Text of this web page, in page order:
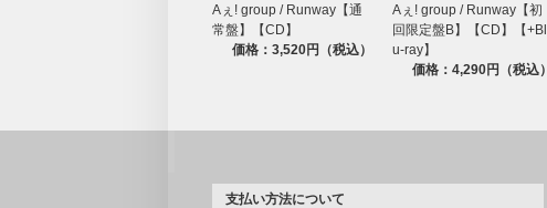
Aぇ! group / Runway【通
常盤】【CD】
価格：3,520円（税込）
Aぇ! group / Runway【初
回限定盤B】【CD】【+Bl
u-ray】
価格：4,290円（税込）
支払い方法について